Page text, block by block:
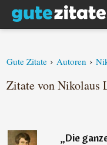
Gute Zitate › Autoren ›
Zitate von Nikolaus
„Die